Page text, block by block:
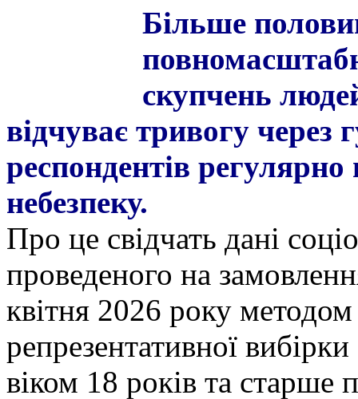
Більше
скупчень
відчуває тривогу через
респондентів регулярно
небезпеку.
Про це свідчать дані
проведеного на
квітня 2026 року
репрезентативної
віком 18 років та старше